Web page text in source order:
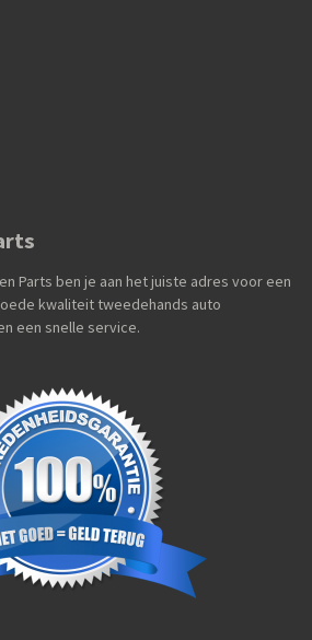
en Parts ben je aan het juiste adres voor een
kwaliteit tweedehands auto
een snelle service.